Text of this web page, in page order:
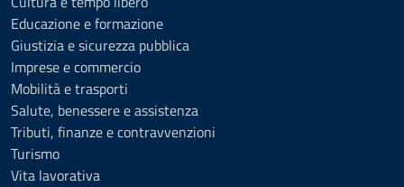
Educazione e formazione
Giustizia e sicurezza pubblica
Imprese e commercio
Mobilità e trasporti
Salute, benessere e assistenza
Tributi, finanze e contravvenzioni
Turismo
Vita lavorativa